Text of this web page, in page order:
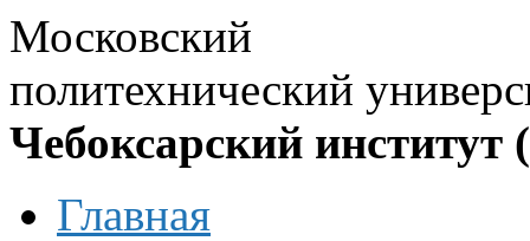
Московский
политехнический
Чебоксарский институт
Главная